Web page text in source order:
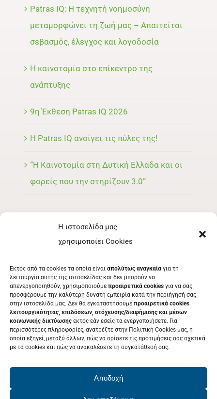
Η ιστοσελίδα μας
χρησιμοποίει Cookies
Εκτός από τα cookies τα οποία είναι απολύτως αναγκαία για τη
λειτουργία αυτής της ιστοσελίδας και δεν μπορούν να
απενεργοποιηθούν, χρησιμοποιούμε προαιρετικά cookies για να σας
προσφέρουμε την καλύτερη δυνατή εμπειρία κατά την περιήγησή σας
στην ιστοσελίδα μας. Δεν θα εγκαταστήσουμε προαιρετικά cookies
λειτουργικότητας, επιδόσεων, στόχευσης/διαφήμισης και μέσων
κοινωνικής δικτύωσης εκτός εάν εσείς τα ενεργοποιήσετε. Για
περισσότερες πληροφορίες, ανατρέξτε στην Πολιτική Cookies μας, η
οποία εξηγεί, μεταξύ άλλων, πώς να ορίσετε τις προτιμήσεις σας σχετικά
με τα cookies και πώς να ανακαλέσετε τη συγκατάθεσή σας.
Αποδοχή
Patras IQ: Η τεχνητή νοημοσύνη
μεταμορφώνει τη ζωή μας – Απαιτείται
σεβασμός, έλεγχος και λογοδοσία
Η καινοτομία στο επίκεντρο της
ανάπτυξης
9η Έκθεση Patras IQ 2026
Η Patras IQ ανοίγει τις πύλες της!
“Η Καινοτομία στη Δυτική Ελλάδα και οι
φορείς που την στηρίζουν 3.0”
ΕΘΕΛΟΝΤΉΣ
ΤΑ ΝΈΑ ΜΑΣ
ΕΠΙΚΟΙΝΩΝΊΑ
ΕΚΔΗΛΩΣΕΙΣ
2026